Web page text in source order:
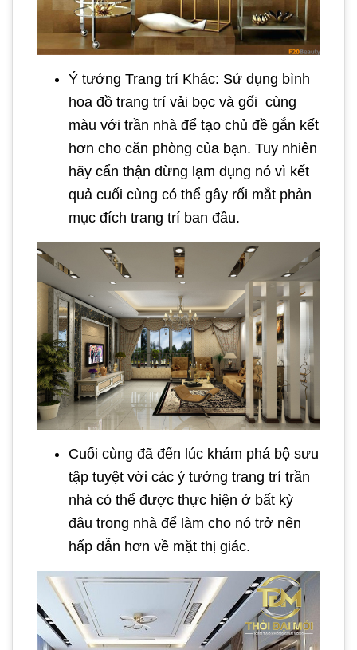
Ý tưởng Trang trí Khác: Sử dụng bình
hoa đồ trang trí vải bọc và gối cùng
màu với trần nhà để tạo chủ đề gắn kết
hơn cho căn phòng của bạn. Tuy nhiên
hãy cẩn thận đừng lạm dụng nó vì kết
quả cuối cùng có thể gây rối mắt phản
mục đích trang trí ban đầu.
Cuối cùng đã đến lúc khám phá bộ sưu
tập tuyệt vời các ý tưởng trang trí trần
nhà có thể được thực hiện ở bất kỳ
đâu trong nhà để làm cho nó trở nên
hấp dẫn hơn về mặt thị giác.